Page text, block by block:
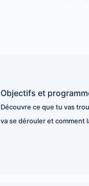
Objectifs et
Découvre ce que tu vas
va se dérouler et comment